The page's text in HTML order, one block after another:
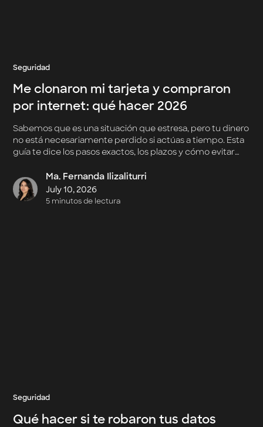
Seguridad
Me clonaron mi tarjeta y compraron
por internet: qué hacer 2026
Sabemos que es una situación que estresa, pero tu dinero
no está necesariamente perdido si actúas a tiempo. Esta
guía te dice los pasos exactos, los plazos y cómo evitar
Ma. Fernanda Ilizaliturri
July 10, 2026
5 minutos de lectura
Seguridad
Qué hacer si te robaron tus datos